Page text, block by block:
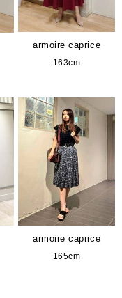
armoire caprice
163cm
armoire caprice
165cm